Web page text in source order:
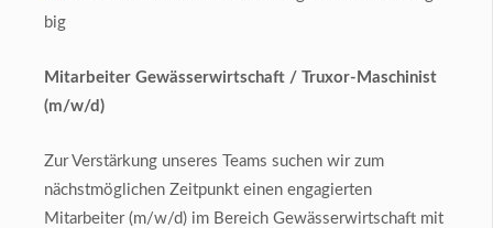
Mitarbeiter Gewässerwirtschaft / Truxor-Maschinist
(m/w/d)
Zur Verstärkung unseres Teams suchen wir zum
nächstmöglichen Zeitpunkt einen engagierten
Mitarbeiter (m/w/d) im Bereich Gewässerwirtschaft mit